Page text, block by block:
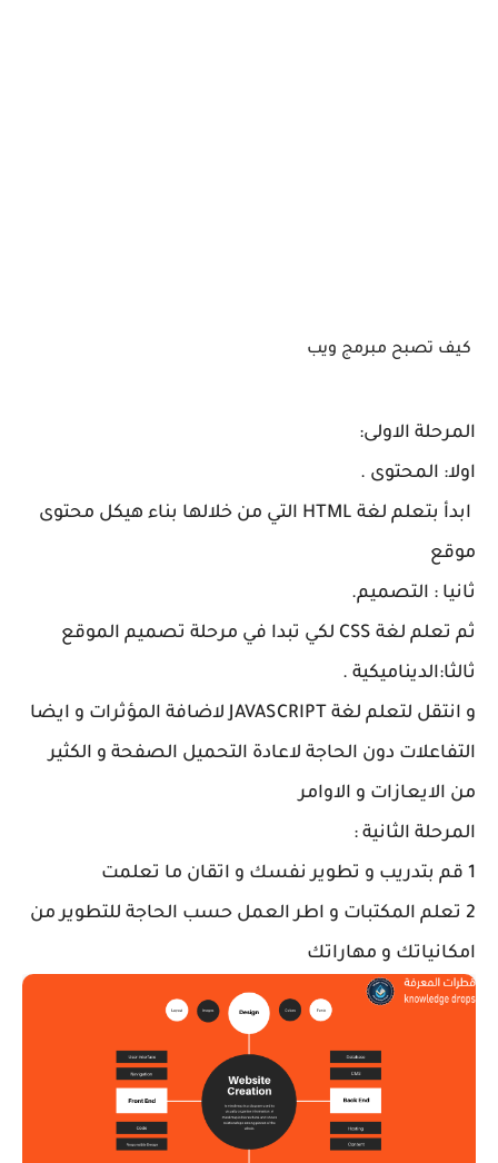
كيف تصبح مبرمج ويب
المرحلة الاولى:
اولا: المحتوى .
ابدأ بتعلم لغة HTML التي من خلالها بناء هيكل محتوى
موقع
ثانيا : التصميم.
ثم تعلم لغة CSS لكي تبدا في مرحلة تصميم الموقع
ثالثا:الديناميكية .
و انتقل لتعلم لغة JAVASCRIPT لاضافة المؤثرات و ايضا
التفاعلات دون الحاجة لاعادة التحميل الصفحة و الكثير
من الايعازات و الاوامر
المرحلة الثانية :
1 قم بتدريب و تطوير نفسك و اتقان ما تعلمت
2 تعلم المكتبات و اطر العمل حسب الحاجة للتطوير من
امكانياتك و مهاراتك